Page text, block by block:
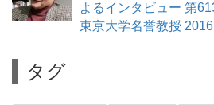
よるインタビュー 第
東京大学名誉教授
タグ